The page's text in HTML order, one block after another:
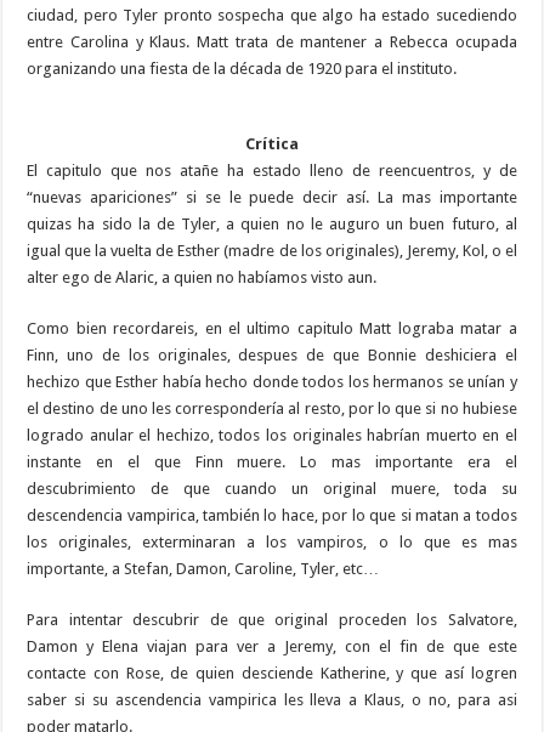
ciudad, pero Tyler pronto sospecha que algo ha estado sucediendo
entre Carolina y Klaus. Matt trata de mantener a Rebecca ocupada
organizando una fiesta de la década de 1920 para el instituto.
Crítica
El capitulo que nos atañe ha estado lleno de reencuentros, y de
“nuevas apariciones” si se le puede decir así. La mas importante
quizas ha sido la de Tyler, a quien no le auguro un buen futuro, al
igual que la vuelta de Esther (madre de los originales), Jeremy, Kol, o el
alter ego de Alaric, a quien no habíamos visto aun.
Como bien recordareis, en el ultimo capitulo Matt lograba matar a
Finn, uno de los originales, despues de que Bonnie deshiciera el
hechizo que Esther había hecho donde todos los hermanos se unían y
el destino de uno les correspondería al resto, por lo que si no hubiese
logrado anular el hechizo, todos los originales habrían muerto en el
instante en el que Finn muere. Lo mas importante era el
descubrimiento de que cuando un original muere, toda su
descendencia vampirica, también lo hace, por lo que si matan a todos
los originales, exterminaran a los vampiros, o lo que es mas
importante, a Stefan, Damon, Caroline, Tyler, etc…
Para intentar descubrir de que original proceden los Salvatore,
Damon y Elena viajan para ver a Jeremy, con el fin de que este
contacte con Rose, de quien desciende Katherine, y que así logren
saber si su ascendencia vampirica les lleva a Klaus, o no, para asi
poder matarlo.